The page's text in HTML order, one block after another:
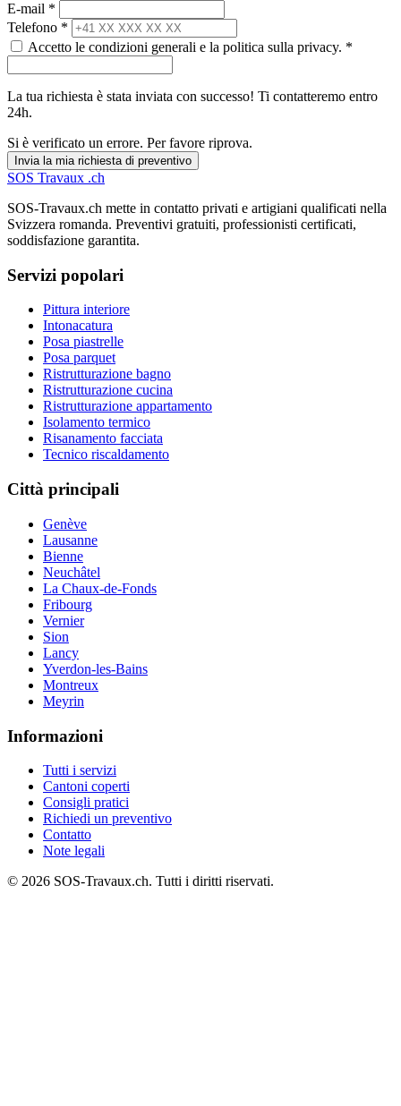
E-mail *
Telefono *
Accetto le condizioni generali e la politica sulla privacy. *
La tua richiesta è stata inviata con successo! Ti contatteremo entro
24h.
Si è verificato un errore. Per favore riprova.
Invia la mia richiesta di preventivo
SOS Travaux .ch
SOS-Travaux.ch mette in contatto privati e artigiani qualificati nella
Svizzera romanda. Preventivi gratuiti, professionisti certificati,
soddisfazione garantita.
Servizi popolari
Pittura interiore
Intonacatura
Posa piastrelle
Posa parquet
Ristrutturazione bagno
Ristrutturazione cucina
Ristrutturazione appartamento
Isolamento termico
Risanamento facciata
Tecnico riscaldamento
Città principali
Genève
Lausanne
Bienne
Neuchâtel
La Chaux-de-Fonds
Fribourg
Vernier
Sion
Lancy
Yverdon-les-Bains
Montreux
Meyrin
Informazioni
Tutti i servizi
Cantoni coperti
Consigli pratici
Richiedi un preventivo
Contatto
Note legali
© 2026 SOS-Travaux.ch. Tutti i diritti riservati.